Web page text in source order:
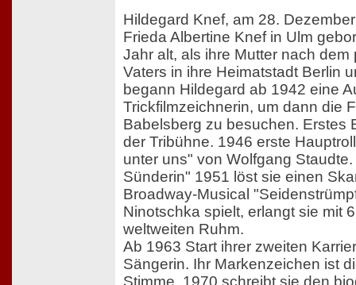
Hildegard Knef, am 28.
Frieda Albertine Knef in Ulm
Jahr alt, als ihre Mutter nach dem
Vaters in ihre Heimatstadt Berlin
begann Hildegard ab 1942 eine
Trickfilmzeichnerin, um dann die
Babelsberg zu besuchen. Erstes
der Tribühne. 1946 erste
unter uns" von Wolfgang
Sünderin" 1951 löst sie einen
Broadway-Musical
Ninotschka spielt, erlangt sie mit
weltweiten Ruhm.
Ab 1963 Start ihrer zweiten
Sängerin. Ihr Markenzeichen ist
Stimme. 1970 schreibt sie den